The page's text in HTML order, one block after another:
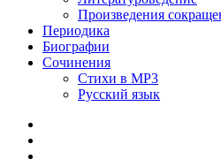
Произведения
Периодика
Биографии
Сочинения
Стихи в MP3
Русский язык